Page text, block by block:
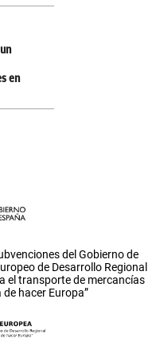
en
del Gobierno de
de Desarrollo Regional
el transporte de mercancías
hacer Europa”